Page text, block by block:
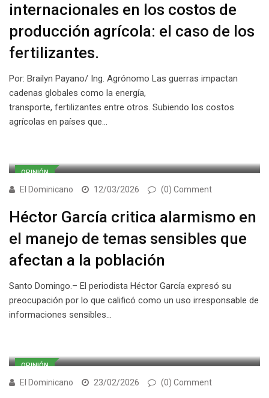
internacionales en los costos de
producción agrícola: el caso de los
fertilizantes.
Por: Brailyn Payano/ Ing. Agrónomo Las guerras impactan
cadenas globales como la energía,
transporte, fertilizantes entre otros. Subiendo los costos
agrícolas en países que…
OPINIÓN
El Dominicano 12/03/2026 (0) Comment
Héctor García critica alarmismo en
el manejo de temas sensibles que
afectan a la población
Santo Domingo.– El periodista Héctor García expresó su
preocupación por lo que calificó como un uso irresponsable de
informaciones sensibles…
OPINIÓN
El Dominicano 23/02/2026 (0) Comment